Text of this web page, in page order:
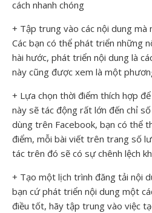
cách nhanh chóng
+ Tập trung vào các nội dung mà
Các bạn có thể phát triển những
hài hước, phát triển nội dung là
này cũng được xem là một
+ Lựa chọn thời điểm thích hợp
này sẽ tác động rất lớn đến chỉ
dùng trên Facebook, bạn có thể
điểm, mỗi bài viết trên trang số
tác trên đó sẽ có sự chênh lệch
+ Tạo một lịch trình đăng tải nội
bạn cứ phát triển nội dung một
điều tốt, hãy tập trung vào việc